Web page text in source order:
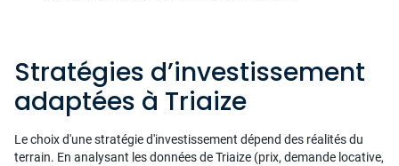
Stratégies d’investissement
adaptées à Triaize
Le choix d'une stratégie d'investissement dépend des réalités du
terrain. En analysant les données de Triaize (prix, demande locative,